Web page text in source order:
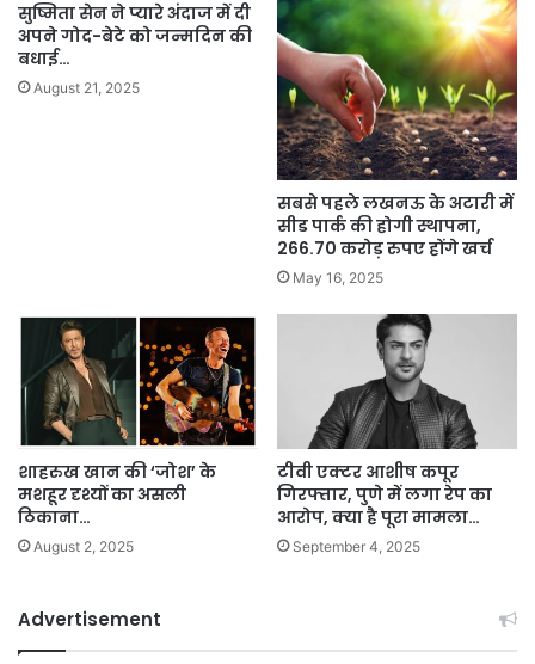
सुष्मिता सेन ने प्यारे अंदाज में दी
अपने गोद-बेटे को जन्मदिन की
बधाई…
August 21, 2025
सबसे पहले लखनऊ के अटारी में
सीड पार्क की होगी स्थापना,
266.70 करोड़ रुपए होंगे खर्च
May 16, 2025
शाहरुख खान की ‘जोश’ के
मशहूर दृश्यों का असली
ठिकाना…
August 2, 2025
टीवी एक्टर आशीष कपूर
गिरफ्तार, पुणे में लगा रेप का
आरोप, क्या है पूरा मामला…
September 4, 2025
Advertisement